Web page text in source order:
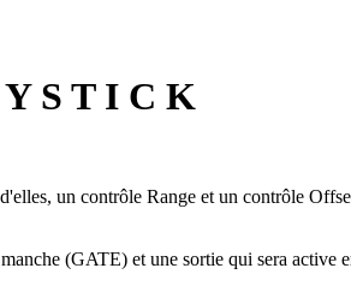
S T I C K
un contrôle Range et un contrôle
(GATE) et une sortie qui sera